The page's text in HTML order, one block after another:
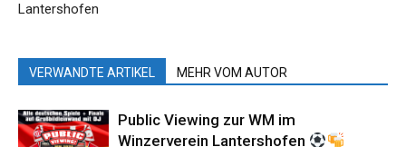
Lantershofen
VERWANDTE ARTIKEL MEHR VOM AUTOR
Public Viewing zur WM im
Winzerverein Lantershofen